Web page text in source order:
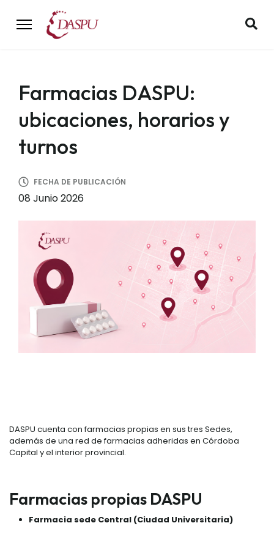
Farmacias DASPU:
ubicaciones, horarios y
turnos
FECHA DE PUBLICACIÓN
08 Junio 2026
DASPU cuenta con farmacias propias en sus tres Sedes,
además de una red de farmacias adheridas en Córdoba
Capital y el interior provincial.
Farmacias propias DASPU
Farmacia sede Central (Ciudad Universitaria)